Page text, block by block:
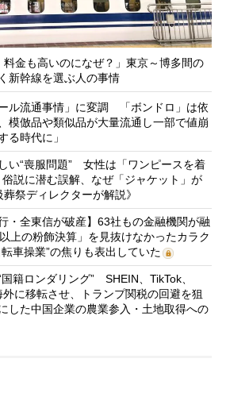
料金も高いのになぜ？」東京～博多間の
新幹線を選ぶ人の事情
ル流通事情」に変調 「ボンドロ」は依
模倣品や類似品が大量流通し一部で値崩
時代に」
い“喪服問題” 女性は「ワンピースを着
説に潜む誤解、なぜ「ジャケット」が
祭ディレクターが解説》
・全東信が破産】63社もの金融機関が融
上の粉飾決算」を見抜けなかったカラク
車操業”の焦りも表出していた
籍ロンダリング” SHEIN、TikTok、
に移転させ、トランプ関税の回避を狙
した中国企業の農業参入・土地取得への